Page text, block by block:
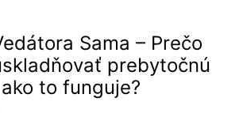
Sama – Prečo
prebytočnú
to funguje?